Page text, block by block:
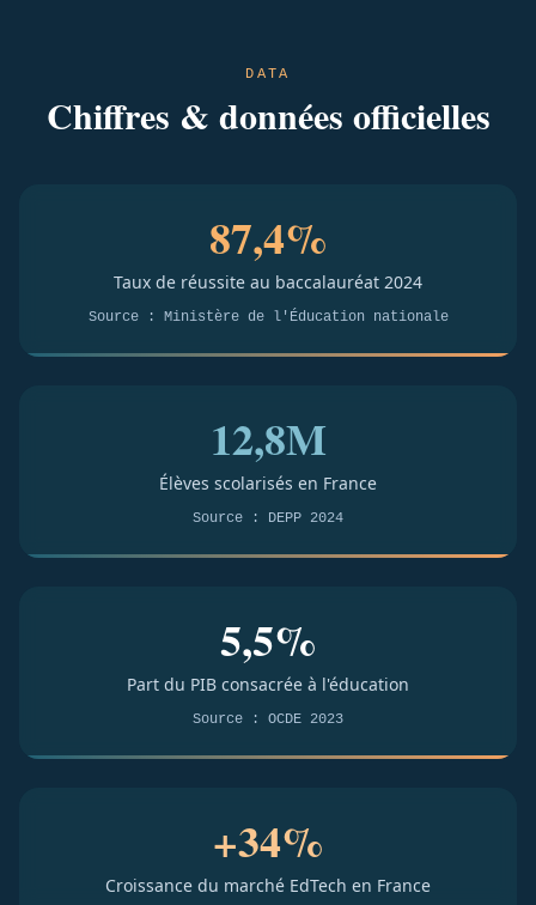
DATA
Chiffres & données officielles
87,4%
Taux de réussite au baccalauréat 2024
Source : Ministère de l'Éducation nationale
12,8M
Élèves scolarisés en France
Source : DEPP 2024
5,5%
Part du PIB consacrée à l'éducation
Source : OCDE 2023
+34%
Croissance du marché EdTech en France